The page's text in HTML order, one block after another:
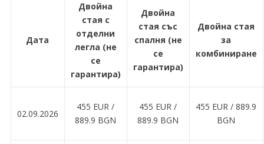
Дата
Двойна
стая с
отделни
легла (не
се
гарантира)
Двойна
стая със
спалня (не
се
гарантира)
Двойна стая
за
комбиниране
02.09.2026
455 EUR ∕
889.9 BGN
455 EUR ∕
889.9 BGN
455 EUR ∕ 889.9
BGN